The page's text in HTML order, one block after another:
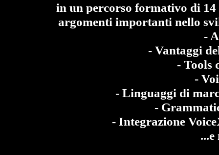
in un percorso formativo di
argomenti importanti nello
-
- Vantaggi
- Tools
-
- Linguaggi di
-
- Integrazione